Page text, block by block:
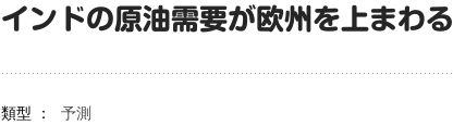
インドの原油需要が欧州を上まわる
類型 ：
予測